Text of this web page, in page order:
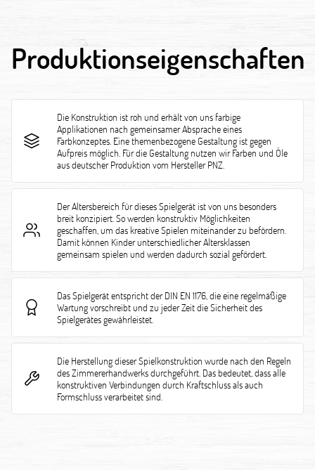
Produktionseigenschaften
Die Konstruktion ist roh und erhält von uns farbige
Applikationen nach gemeinsamer Absprache eines
Farbkonzeptes. Eine themenbezogene Gestaltung ist gegen
Aufpreis möglich. Für die Gestaltung nutzen wir Farben und Öle
aus deutscher Produktion vom Hersteller PNZ.
Der Altersbereich für dieses Spielgerät ist von uns besonders
breit konzipiert. So werden konstruktiv Möglichkeiten
geschaffen, um das kreative Spielen miteinander zu befördern.
Damit können Kinder unterschiedlicher Altersklassen
gemeinsam spielen und werden dadurch sozial gefördert.
Das Spielgerät entspricht der DIN EN 1176, die eine regelmäßige
Wartung vorschreibt und zu jeder Zeit die Sicherheit des
Spielgerätes gewährleistet.
Die Herstellung dieser Spielkonstruktion wurde nach den Regeln
des Zimmererhandwerks durchgeführt. Das bedeutet, dass alle
konstruktiven Verbindungen durch Kraftschluss als auch
Formschluss verarbeitet sind.